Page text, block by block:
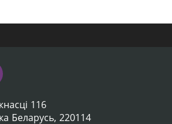
116
Беларусь, 220114